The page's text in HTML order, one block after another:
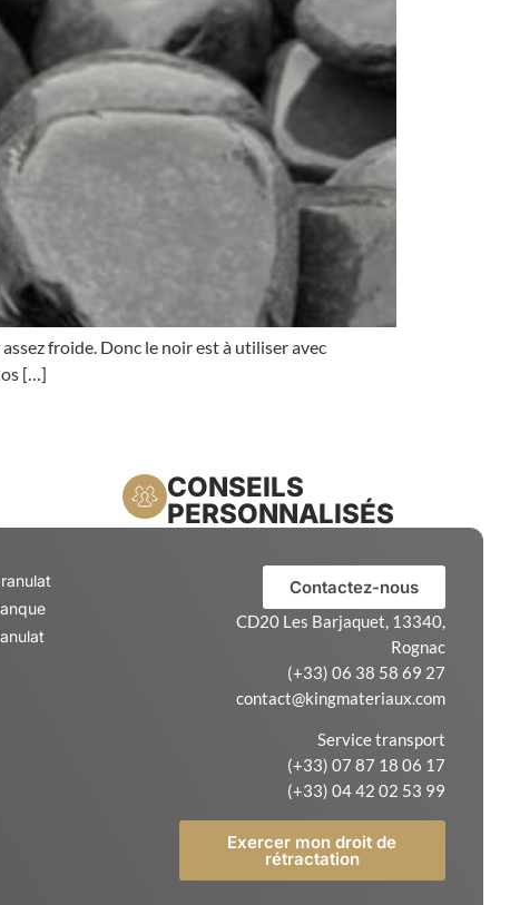
froide. Donc le noir est à utiliser avec
[…]
CONSEILS
PERSONNALISÉS
Contactez-nous
CD20 Les Barjaquet, 13340,
Rognac
(+33) 06 38 58 69 27
contact@kingmateriaux.com
Service transport
(+33) 07 87 18 06 17
(+33) 04 42 02 53 99
Exercer mon droit de
rétractation